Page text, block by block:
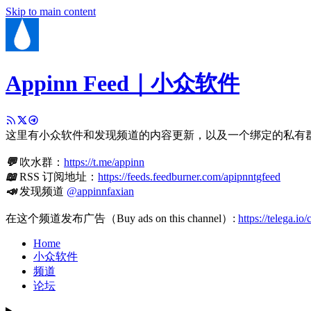
Skip to main content
Appinn Feed｜小众软件
这里有小众软件和发现频道的内容更新，以及一个绑定的私有
💬吹水群： https://t.me/appinn
📖RSS 订阅地址： https://feeds.feedburner.com/apipnntgfeed
📣发现频道 @appinnfaxian
在这个频道发布广告（Buy ads on this channel）: https://telega.io/
Home
小众软件
频道
论坛